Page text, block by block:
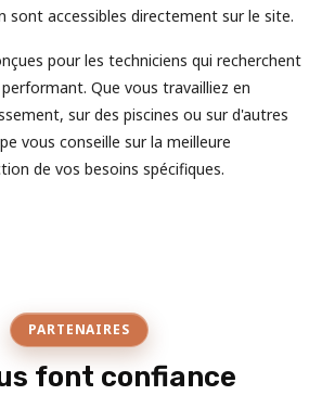
accessibles directement sur le site.
pour les techniciens qui recherchent
Que vous travailliez en
sur des piscines ou sur d'autres
vous conseille sur la meilleure
de vos besoins spécifiques.
PARTENAIRES
font confiance